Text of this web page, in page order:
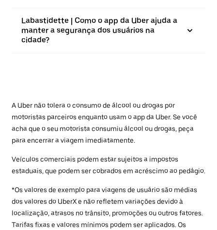
Labastidette | Como o app da Uber ajuda a
manter a segurança dos usuários na
cidade?
A Uber não tolera o consumo de álcool ou drogas por
motoristas parceiros enquanto usam o app da Uber. Se você
acha que o seu motorista consumiu álcool ou drogas, peça
para encerrar a viagem imediatamente.
Veículos comerciais podem estar sujeitos a impostos
estaduais, que podem ser cobrados em acréscimo ao pedágio.
*Os valores de exemplo para viagens de usuário são médias
dos valores do UberX e não refletem variações devido à
localização, atrasos no trânsito, promoções ou outros fatores.
Tarifas fixas e valores mínimos podem ser aplicados. Os